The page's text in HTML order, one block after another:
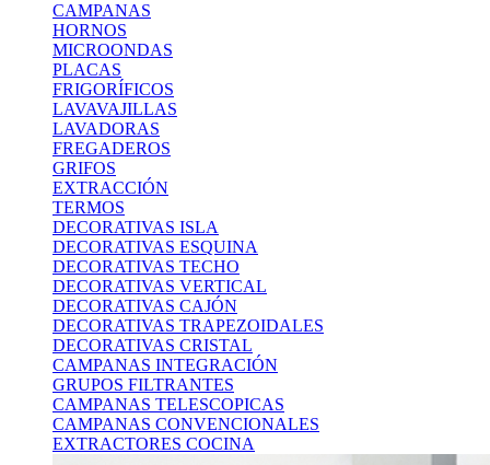
CAMPANAS
HORNOS
MICROONDAS
PLACAS
FRIGORÍFICOS
LAVAVAJILLAS
LAVADORAS
FREGADEROS
GRIFOS
EXTRACCIÓN
TERMOS
DECORATIVAS ISLA
DECORATIVAS ESQUINA
DECORATIVAS TECHO
DECORATIVAS VERTICAL
DECORATIVAS CAJÓN
DECORATIVAS TRAPEZOIDALES
DECORATIVAS CRISTAL
CAMPANAS INTEGRACIÓN
GRUPOS FILTRANTES
CAMPANAS TELESCOPICAS
CAMPANAS CONVENCIONALES
EXTRACTORES COCINA